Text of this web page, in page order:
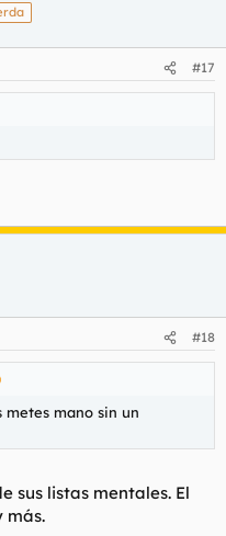
#17
#18
metes mano sin un
sus listas mentales. El
más.